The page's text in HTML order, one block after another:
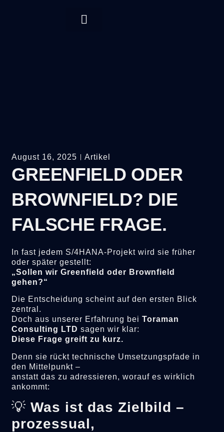
August 16, 2025 Artikel
GREENFIELD ODER
BROWNFIELD? DIE
FALSCHE FRAGE.
In fast jedem S/4HANA-Projekt wird sie früher
oder später gestellt:
„Sollen wir Greenfield oder Brownfield
gehen?“
Die Entscheidung scheint auf den ersten Blick
zentral.
Doch aus unserer Erfahrung beiToraman
Consulting LTD sagen wir klar:
Diese Frage greift zu kurz.
Denn sie rückt technische Umsetzungspfade in
den Mittelpunkt –
anstatt das zu adressieren, worauf es wirklich
ankommt:
💡Was ist das Zielbild –
prozessual,